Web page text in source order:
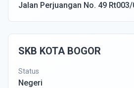
Jalan Perjuangan No. 49 Rt003/
SKB KOTA BOGOR
Status
Negeri